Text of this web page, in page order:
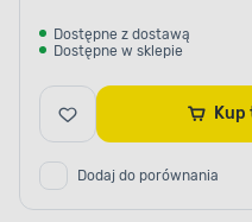
Przekonaj się o
farba Połysk Szary
odporna na
oraz mechaniczne.
sprawdzi się zarówno
jak i na zewnątrz
pomalujesz
Dostępne z dostawą
Dostępne w sklepie
Dodaj do porównania